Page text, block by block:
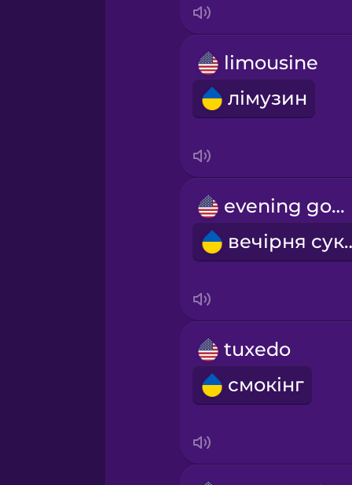
Icelandic
Igbo
Italian
Korean
Mandarin Chinese
limousine
лімузин
evening gown
tuxedo
смокінг